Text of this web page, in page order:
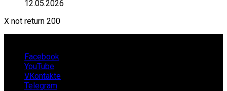
12.05.2026
X not return 200
Facebook
YouTube
VKontakte
Telegram